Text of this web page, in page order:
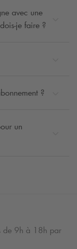
avec une
je faire ?
?
un
de 9h à 18h par